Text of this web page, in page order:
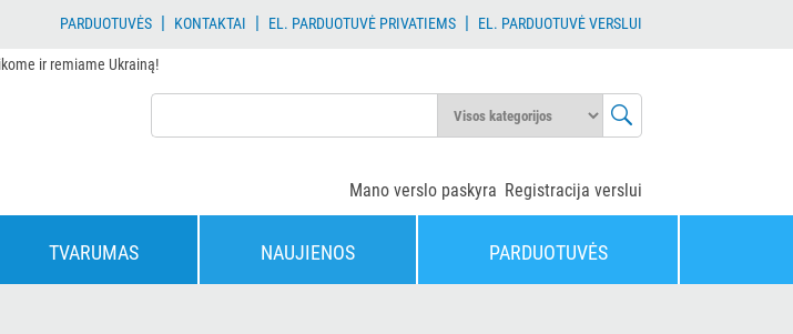
PARDUOTUVĖS| KONTAKTAI | EL. PARDUOTUVĖ PRIVATIEMS| EL. PARDUOTUVĖ VERSLUI
ir remiame Ukrainą!
Registracija verslui
Mano verslo paskyra
TVARUMAS NAUJIENOS PARDUOTUVĖS